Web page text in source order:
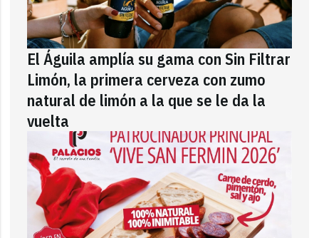
El Águila amplía su gama con Sin Filtrar
Limón, la primera cerveza con zumo
natural de limón a la que se le da la
vuelta